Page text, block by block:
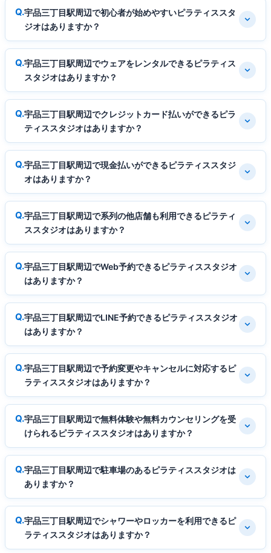
宇品三丁目駅周辺で初心者が始めやすいピラティススタ
ジオはありますか？
宇品三丁目駅周辺でウェアをレンタルできるピラティス
スタジオはありますか？
宇品三丁目駅周辺でクレジットカード払いができるピラ
ティススタジオはありますか？
宇品三丁目駅周辺で現金払いができるピラティススタジ
オはありますか？
宇品三丁目駅周辺で系列の他店舗も利用できるピラティ
ススタジオはありますか？
宇品三丁目駅周辺でWeb予約できるピラティススタジオ
はありますか？
宇品三丁目駅周辺でLINE予約できるピラティススタジオ
はありますか？
宇品三丁目駅周辺で予約変更やキャンセルに対応するピ
ラティススタジオはありますか？
宇品三丁目駅周辺で無料体験や無料カウンセリングを受
けられるピラティススタジオはありますか？
宇品三丁目駅周辺で駐車場のあるピラティススタジオは
ありますか？
宇品三丁目駅周辺でシャワーやロッカーを利用できるピ
ラティススタジオはありますか？